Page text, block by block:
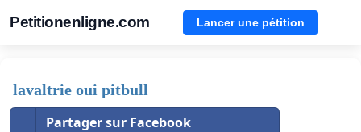
Petitionenligne.com Lancer une pétition
lavaltrie oui pitbull
Partager sur Facebook